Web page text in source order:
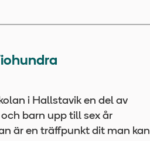
i Hallstavik en del av
barn upp till sex år
är en träffpunkt dit man kan